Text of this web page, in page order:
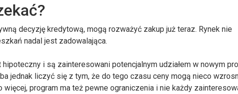
decyzję kredytową, mogą rozważyć zakup już teraz. Rynek nie
nadal jest zadowalająca.
i są zainteresowani potencjalnym udziałem w nowym
jednak liczyć się z tym, że do tego czasu ceny mogą nieco
program ma też pewne ograniczenia i nie każdy